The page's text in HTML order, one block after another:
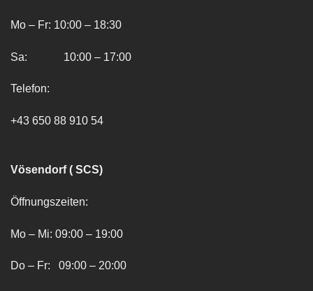
Mo – Fr: 10:00 – 18:30
Sa: 10:00 – 17:00
Telefon:
+43 650 88 910 54
Vösendorf ( SCS)
Öffnungszeiten:
Mo – Mi: 09:00 – 19:00
Do – Fr: 09:00 – 20:00